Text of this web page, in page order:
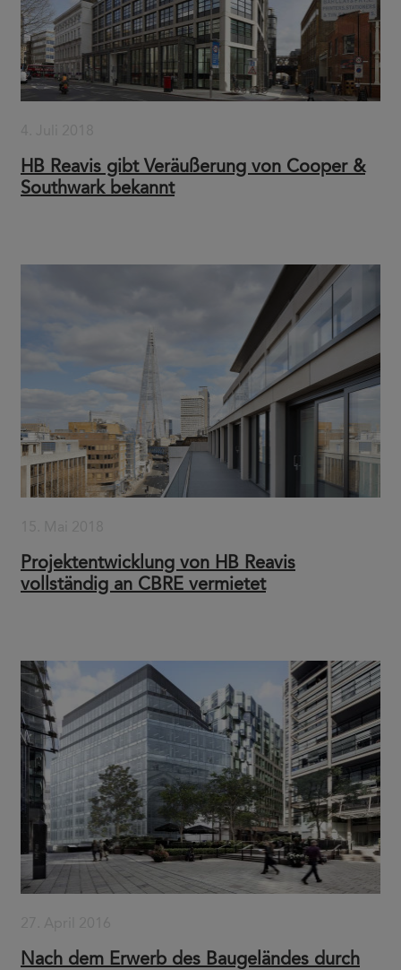
HB Reavis gibt Veräußerung von Cooper &
Southwark bekannt
Projektentwicklung von HB Reavis
vollständig an CBRE vermietet
Nach dem Erwerb des Baugeländes durch